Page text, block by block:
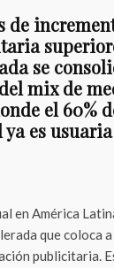
de
se
mix de
el 60%
es
en América
que coloca
publicitaria.